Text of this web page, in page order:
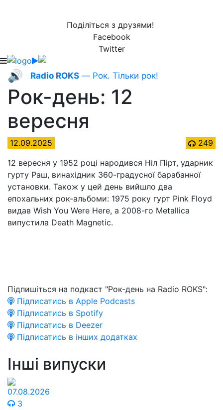
Поділіться з друзями!
Facebook
Twitter
🔊 Radio ROKS — Рок. Тільки рок!
Рок-день: 12
вересня
12.09.2025
249
12 вересня у 1952 році народився Ніл Пірт, ударник
гурту Раш, винахідник 360-градусної барабанної
установки. Також у цей день вийшло два
епохальних рок-альбоми: 1975 року гурт Pink Floyd
видав Wish You Were Here, а 2008-го Metallica
випустила Death Magnetic.
Підпишіться на подкаст "Рок-день на Radio ROKS":
Підписатись в Apple Podcasts
Підписатись в Spotify
Підписатись в Deezer
Підписатись в інших додатках
Інші випуски
07.08.2026
3